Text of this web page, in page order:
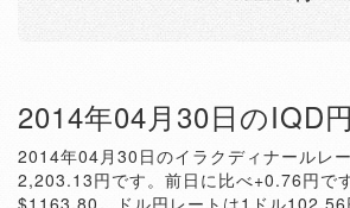
2014年04月30日のIQD
2014年04月30日のイラクディナールレ
2,203.13円です。前日に比べ+0.76円で
$1163.80。ドル円レートは1ドル102.56